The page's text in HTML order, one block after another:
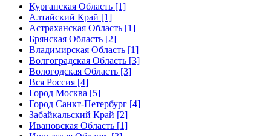
Курганская Область [1]
Алтайский Край [1]
Астраханская Область [1]
Брянская Область [2]
Владимирская Область [1]
Волгоградская Область [3]
Вологодская Область [3]
Вся Россия [4]
Город Москва [5]
Город Санкт-Петербург [4]
Забайкальский Край [2]
Ивановская Область [1]